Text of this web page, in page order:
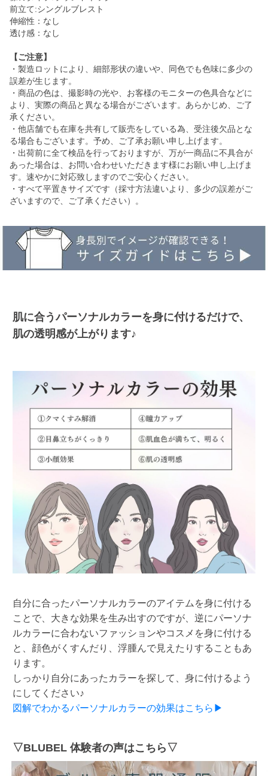
前立て:シングルブレスト
伸縮性：なし
透け感：なし
【ご注意】
・製造ロットにより、細部形状の違いや、同色でも色味に多少の
誤差が生じます。
・商品の色は、撮影時の光や、お客様のモニターの色具合などに
より、実際の商品と異なる場合がございます。あらかじめ、ご了
承ください。
・他店舗でも在庫を共有して販売をしている為、受注後欠品とな
る場合もございます。予め、ご了承お願い申し上げます。
・出荷前に全て検品を行っておりますが、万が一商品に不具合が
あった場合は、お問い合わせいただきます様にお願い申し上げま
す。速やかに対応致しますのでご安心ください。
・すべて平置きサイズです（採寸方法違いより、多少の誤差がご
ざいますので、ご了承ください）。
肌に合うパーソナルカラーを身に付けるだけで、
肌の透明感が上がります♪
自分に合ったパーソナルカラーのアイテムを身に付ける
ことで、大きな効果を生み出すのですが、逆にパーソナ
ルカラーに合わないファッションやコスメを身に付ける
と、顔色がくすんだり、浮腫んで見えたりすることもあ
ります。
しっかり自分にあったカラーを探して、身に付けるよう
にしてください♪
図解でわかるパーソナルカラーの効果はこちら▶
▽BLUBEL 体験者の声はこちら▽